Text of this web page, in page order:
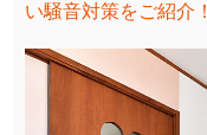
い騒音対策をご紹介！